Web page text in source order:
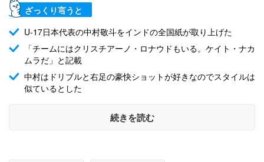
ざっくり言うと
U-17日本代表の中村敬斗をインドの全国紙が取り上げた
「チームにはクリスチアーノ・ロナウドもいる。ケイト・ナカ
ムラだ」と記載
中村はドリブルと右足の豪快ショットが好きなのでスタイルは
似ているとした
続きを読む